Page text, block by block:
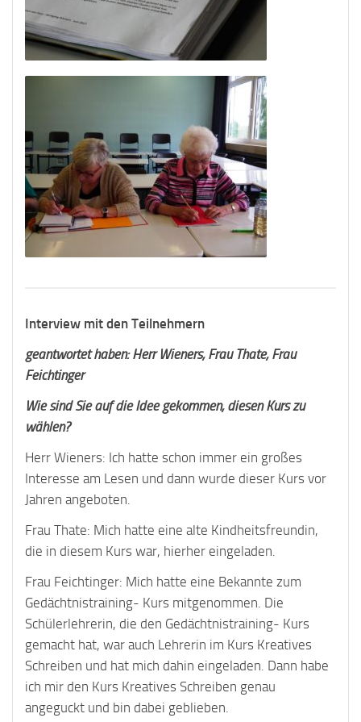
Interview mit den Teilnehmern
geantwortet haben: HerrWieners, Frau Thate, Frau
Feichtinger
Wie sind Sie auf die Idee gekommen, diesen Kurs zu
wählen?
Herr Wieners: Ich hatte schon immer ein großes
Interesse am Lesen und dann wurde dieser Kurs vor
Jahren angeboten.
Frau Thate: Mich hatte eine alte Kindheitsfreundin,
die in diesem Kurs war, hierher eingeladen.
Frau Feichtinger: Mich hatte eine Bekannte zum
Gedächtnistraining- Kurs mitgenommen. Die
Schülerlehrerin, die den Gedächtnistraining- Kurs
gemacht hat, war auch Lehrerin im Kurs Kreatives
Schreiben und hat mich dahin eingeladen. Dann habe
ich mir den Kurs Kreatives Schreiben genau
angeguckt und bin dabei geblieben.